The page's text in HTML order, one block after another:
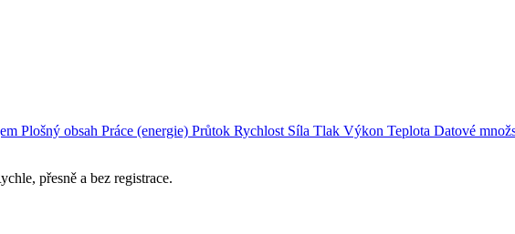
Plošný obsah Práce (energie) Průtok Rychlost Síla Tlak Výkon Teplota Datové
přesně a bez registrace.